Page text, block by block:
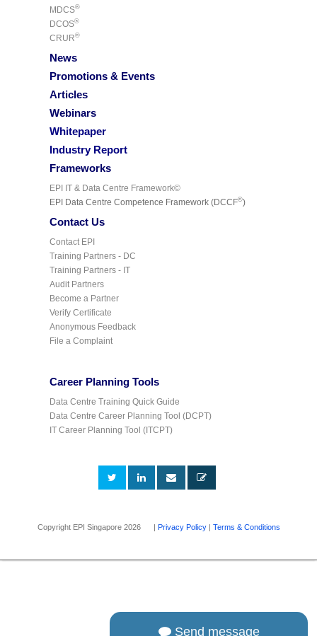
MDCS®
DCOS®
CRUR®
News
Promotions & Events
Articles
Webinars
Whitepaper
Industry Report
Frameworks
EPI IT & Data Centre Framework©
EPI Data Centre Competence Framework (DCCF©)
Contact Us
Contact EPI
Training Partners - DC
Training Partners - IT
Audit Partners
Become a Partner
Verify Certificate
Anonymous Feedback
File a Complaint
Career Planning Tools
Data Centre Training Quick Guide
Data Centre Career Planning Tool (DCPT)
IT Career Planning Tool (ITCPT)
Copyright EPI Singapore 2026 | Privacy Policy| Terms & Conditions
Send message